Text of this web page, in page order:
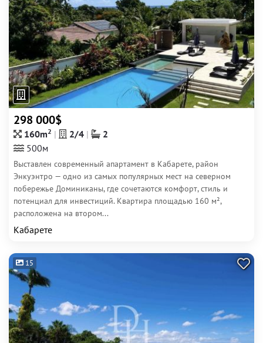
298 000$
160m2 2/4
2
500м
Выставлен современный апартамент в Кабарете, район
Энкуэнтро — одно из самых популярных мест на северном
побережье Доминиканы, где сочетаются комфорт, стиль и
потенциал для инвестиций. Квартира площадью 160 м²,
расположена на втором...
Кабарете
15